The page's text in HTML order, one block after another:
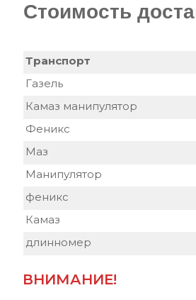
Стоимость
Транспорт
Газель
Камаз манипулятор
Феникс
Маз
Манипулятор
феникс
Камаз
длинномер
ВНИМАНИЕ!